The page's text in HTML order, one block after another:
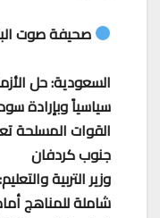
صحيفة صوت
السعودية: حل
سياسياً وبإرادة
القوات المسلحة
جنوب كردفان
وزير التربية
شاملة للمناهج